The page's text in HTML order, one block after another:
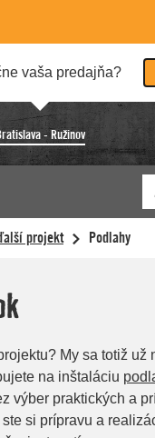
vaša predajňa?
- Ružinov